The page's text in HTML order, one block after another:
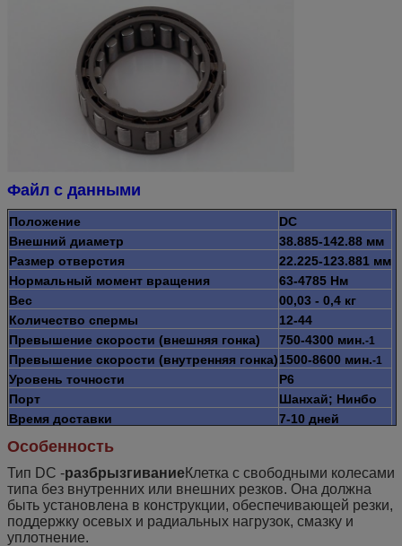
Файл с данными
Положение
DC
Внешний диаметр
38.885-142.88 мм
Размер отверстия
22.225-123.881 мм
Нормальный момент вращения
63-4785 Нм
Вес
00,03 - 0,4 кг
Количество спермы
12-44
Превышение скорости (внешняя гонка)
750-4300 мин.-1
Превышение скорости (внутренняя гонка)1500-8600 мин.-1
Уровень точности
P6
Порт
Шанхай; Нинбо
Время доставки
7-10 дней
Особенность
Тип DC -разбрызгиваниеКлетка с свободными колесами
типа без внутренних или внешних резков. Она должна
быть установлена в конструкции, обеспечивающей резки,
поддержку осевых и радиальных нагрузок, смазку и
уплотнение.